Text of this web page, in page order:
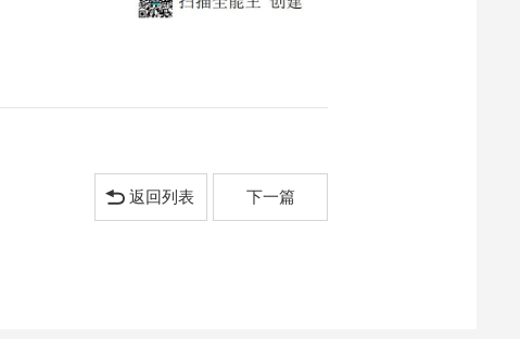
下一篇
返回列表